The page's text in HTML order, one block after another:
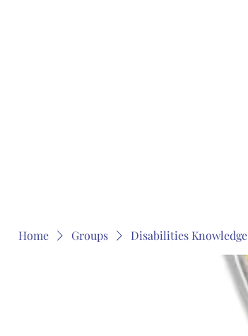
Home Groups Disabilities Knowledge